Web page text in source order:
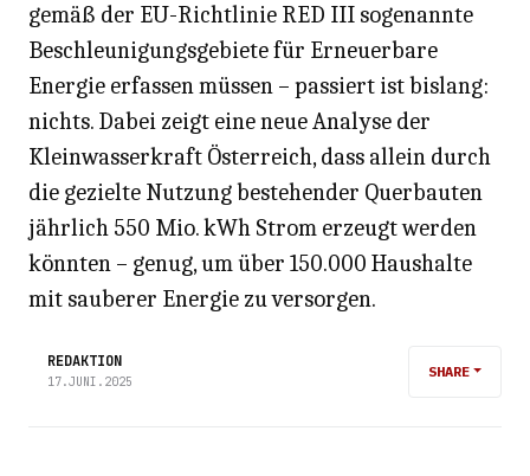
gemäß der EU-Richtlinie RED III sogenannte
Beschleunigungsgebiete für Erneuerbare
Energie erfassen müssen – passiert ist bislang:
nichts. Dabei zeigt eine neue Analyse der
Kleinwasserkraft Österreich, dass allein durch
die gezielte Nutzung bestehender Querbauten
jährlich 550 Mio. kWh Strom erzeugt werden
könnten – genug, um über 150.000 Haushalte
mit sauberer Energie zu versorgen.
REDAKTION
17.JUNI.2025
SHARE